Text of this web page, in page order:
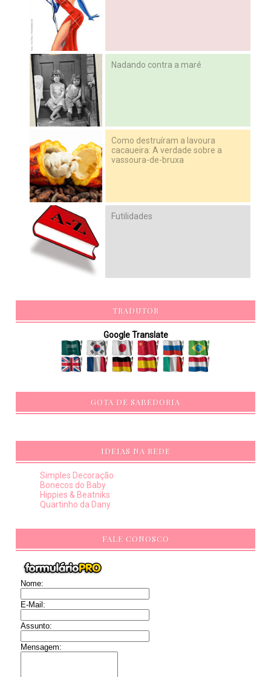
Nadando contra a maré
Como destruíram a lavoura
cacaueira: A verdade sobre a
vassoura-de-bruxa
Futilidades
TRADUTOR
Google Translate
GOTA DE SABEDORIA
IDEIAS NA REDE
Simples Decoração
Bonecos do Baby
Hippies & Beatniks
Quartinho da Dany
FALE CONOSCO
Nome:
E-Mail:
Assunto:
Mensagem: